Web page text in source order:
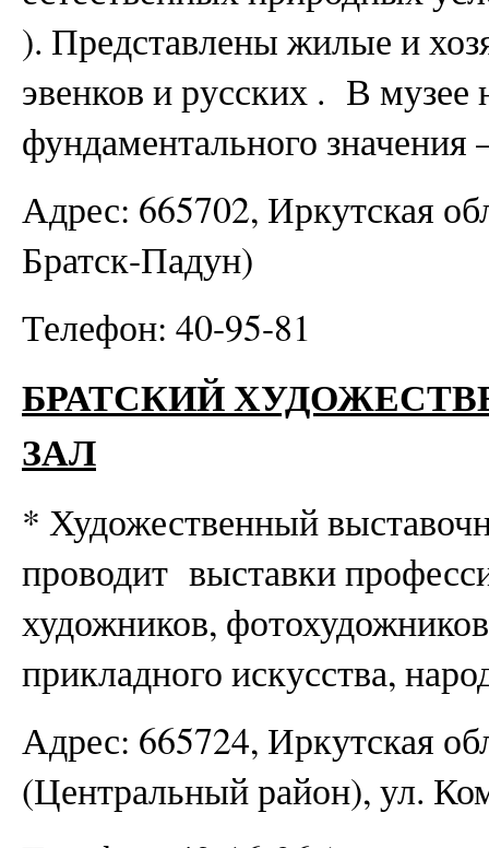
). Представлены жилые и
эвенков и русских . В музее
фундаментального
Адрес: 665702, Иркутская
Братск-Падун)
Телефон: 40-95-81
БРАТСКИЙ
ЗАЛ
* Художественный
проводит выставки
художников,
прикладного искусства,
Адрес: 665724, Иркутская
(Центральный район), ул.